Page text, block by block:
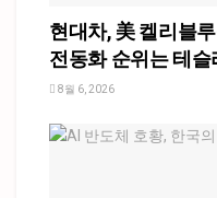
현대차, 美 켈리블
전동화 순위는 테슬
8월 6, 2026